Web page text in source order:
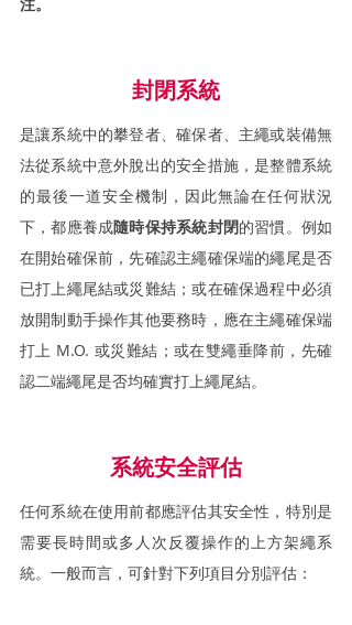
封閉系統
是讓系統中的攀登者、確保者、主繩或裝備無
法從系統中意外脫出的安全措施，是整體系統
的最後一道安全機制，因此無論在任何狀況
下，都應養成隨時保持系統封閉的習慣。例如
在開始確保前，先確認主繩確保端的繩尾是否
已打上繩尾結或災難結；或在確保過程中必須
放開制動手操作其他要務時，應在主繩確保端
打上 M.O. 或災難結；或在雙繩垂降前，先確
認二端繩尾是否均確實打上繩尾結。
系統安全評估
任何系統在使用前都應評估其安全性，特別是
需要長時間或多人次反覆操作的上方架繩系
統。一般而言，可針對下列項目分別評估：